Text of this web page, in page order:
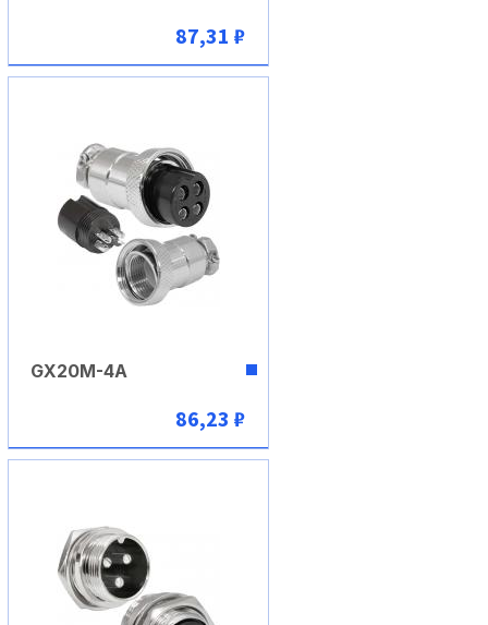
В корзину
87,31 ₽
В корзину
GX20M-4A
86,23 ₽